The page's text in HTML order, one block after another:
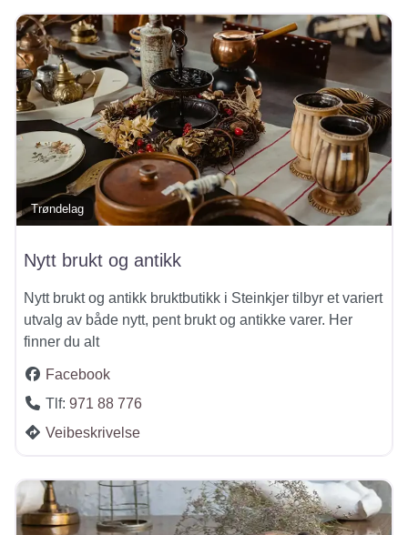
Trøndelag
Nytt brukt og antikk
Nytt brukt og antikk bruktbutikk i Steinkjer tilbyr et variert
utvalg av både nytt, pent brukt og antikke varer. Her
finner du alt
Facebook
Tlf: 971 88 776
Veibeskrivelse